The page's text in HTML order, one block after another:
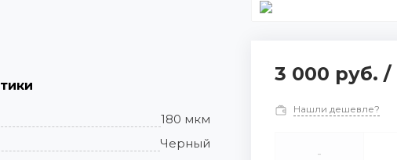
180 мкм
Черный
3 000 руб. /
Нашли дешевле?
-